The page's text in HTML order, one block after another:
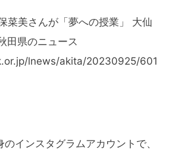
菜美さんが「夢への授業」 大仙
田県のニュース
lnews/akita/20230925/601
インスタグラムアカウントで、